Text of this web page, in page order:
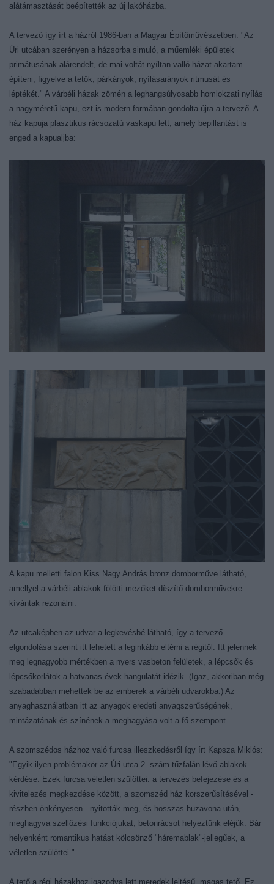
alátámasztását beépítették az új lakóházba.
A tervező így írt a házról 1986-ban a Magyar Építőművészetben: "Az
Úri utcában szerényen a házsorba simuló, a műemléki épületek
primátusának alárendelt, de mai voltát nyíltan valló házat akartam
építeni, figyelve a tetők, párkányok, nyílásarányok ritmusát és
léptékét." A várbéli házak zömén a leghangsúlyosabb homlokzati nyílás
a nagyméretű kapu, ezt is modern formában gondolta újra a tervező. A
ház kapuja plasztikus rácsozatú vaskapu lett, amely bepillantást is
enged a kapualjba:
A kapu melletti falon Kiss Nagy András bronz domborműve látható,
amellyel a várbéli ablakok fölötti mezőket díszítő domborművekre
kívántak rezonálni.
Az utcaképben az udvar a legkevésbé látható, így a tervező
elgondolása szerint itt lehetett a leginkább eltérni a régitől. Itt jelennek
meg legnagyobb mértékben a nyers vasbeton felületek, a lépcsők és
lépcsőkorlátok a hatvanas évek hangulatát idézik. (Igaz, akkoriban még
szabadabban mehettek be az emberek a várbéli udvarokba.) Az
anyaghasználatban itt az anyagok eredeti anyagszerűségének,
mintázatának és színének a meghagyása volt a fő szempont.
A szomszédos házhoz való furcsa illeszkedésről így írt Kapsza Miklós:
"Egyik ilyen problémakör az Úri utca 2. szám tűzfalán lévő ablakok
kérdése. Ezek furcsa véletlen szülöttei: a tervezés befejezése és a
kivitelezés megkezdése között, a szomszéd ház korszerűsítésével -
részben önkényesen - nyitották meg, és hosszas huzavona után,
meghagyva szellőzési funkciójukat, betonrácsot helyeztünk eléjük. Bár
helyenként romantikus hatást kölcsönző "háremablak"-jellegűek, a
véletlen szülöttei."
A tető a régi házakhoz igazodva lett meredek lejtésű, magas tető. Ez